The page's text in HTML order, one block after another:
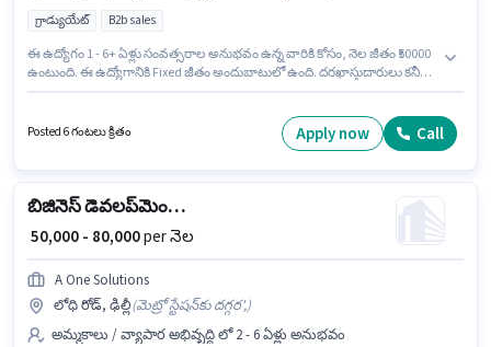
గ్రాడ్యుయేట్ B2b sales
ఈ ఉద్యోగం 1 - 6+ ఏళ్లు సంవత్సరాల అనుభవం ఉన్న వారికి కోసం, నెల జీతం ₹50000
ఉంటుంది. ఈ ఉద్యోగానికి Fixed జీతం అందుబాటులో ఉంది. దరఖాస్తుదారులు కనీసం
ఉద్యోగానికి క్రియాశీలకంగా నియామకం జరుగుతోంది.
Posted 6 గంటలు క్రితం Apply now Call
బిజినెస్ డెవలప్‌మెంట్ మేనేజర్
₹ 50,000 - 80,000per నెల
A One Solutions
లోధి రోడ్, ఢిల్లీ(మెట్రో స్టేషన్‌కు దగ్గర',)
అమ్మకాలు / వ్యాపార అభివృద్ధి లో 2 - 6 ఏళ్లు అనుభవం